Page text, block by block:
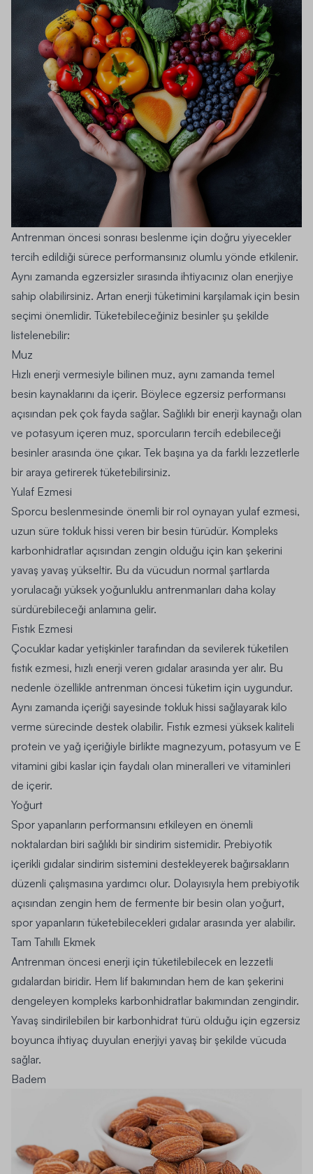
Antrenman öncesi sonrası beslenme için doğru yiyecekler
tercih edildiği sürece performansınız olumlu yönde etkilenir.
Aynı zamanda egzersizler sırasında ihtiyacınız olan enerjiye
sahip olabilirsiniz. Artan enerji tüketimini karşılamak için besin
seçimi önemlidir. Tüketebileceğiniz besinler şu şekilde
listelenebilir:
Muz
Hızlı enerji vermesiyle bilinen muz, aynı zamanda temel
besin kaynaklarını da içerir. Böylece egzersiz performansı
açısından pek çok fayda sağlar. Sağlıklı bir enerji kaynağı olan
ve potasyum içeren muz, sporcuların tercih edebileceği
besinler arasında öne çıkar. Tek başına ya da farklı lezzetlerle
bir araya getirerek tüketebilirsiniz.
Yulaf Ezmesi
Sporcu beslenmesinde önemli bir rol oynayan yulaf ezmesi,
uzun süre tokluk hissi veren bir besin türüdür. Kompleks
karbonhidratlar açısından zengin olduğu için kan şekerini
yavaş yavaş yükseltir. Bu da vücudun normal şartlarda
yorulacağı yüksek yoğunluklu antrenmanları daha kolay
sürdürebileceği anlamına gelir.
Fıstık Ezmesi
Çocuklar kadar yetişkinler tarafından da sevilerek tüketilen
fıstık ezmesi, hızlı enerji veren gıdalar arasında yer alır. Bu
nedenle özellikle antrenman öncesi tüketim için uygundur.
Aynı zamanda içeriği sayesinde tokluk hissi sağlayarak kilo
verme sürecinde destek olabilir. Fıstık ezmesi yüksek kaliteli
protein ve yağ içeriğiyle birlikte magnezyum, potasyum ve E
vitamini gibi kaslar için faydalı olan mineralleri ve vitaminleri
de içerir.
Yoğurt
Spor yapanların performansını etkileyen en önemli
noktalardan biri sağlıklı bir sindirim sistemidir. Prebiyotik
içerikli gıdalar sindirim sistemini destekleyerek bağırsakların
düzenli çalışmasına yardımcı olur. Dolayısıyla hem prebiyotik
açısından zengin hem de fermente bir besin olan yoğurt,
spor yapanların tüketebilecekleri gıdalar arasında yer alabilir.
Tam Tahıllı Ekmek
Antrenman öncesi enerji için tüketilebilecek en lezzetli
gıdalardan biridir. Hem lif bakımından hem de kan şekerini
dengeleyen kompleks karbonhidratlar bakımından zengindir.
Yavaş sindirilebilen bir karbonhidrat türü olduğu için egzersiz
boyunca ihtiyaç duyulan enerjiyi yavaş bir şekilde vücuda
sağlar.
Badem